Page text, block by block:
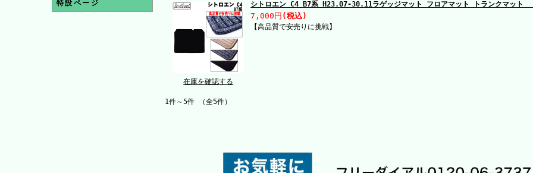
特設ページ
在庫を確認する
シトロエン C4 B7系 H23.07-30.11ラゲッジマット フロアマット トランクマット 【
7,000円 (税込)
【高品質で安売りに挑戦】
1件～5件 （全5件）